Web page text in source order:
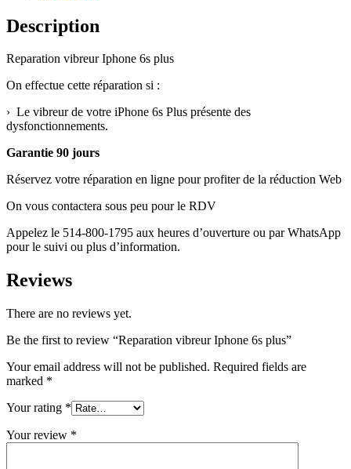
Description
Reparation vibreur Iphone 6s plus
On effectue cette réparation si :
› Le vibreur de votre iPhone 6s Plus présente des
dysfonctionnements.
Garantie 90 jours
Réservez votre réparation en ligne pour profiter de la réduction Web
On vous contactera sous peu pour le RDV
Appelez le 514-800-1795 aux heures d’ouverture ou par WhatsApp
pour le suivi ou plus d’information.
Reviews
There are no reviews yet.
Be the first to review “Reparation vibreur Iphone 6s plus”
Your email address will not be published. Required fields are
marked *
Your rating *
Your review *